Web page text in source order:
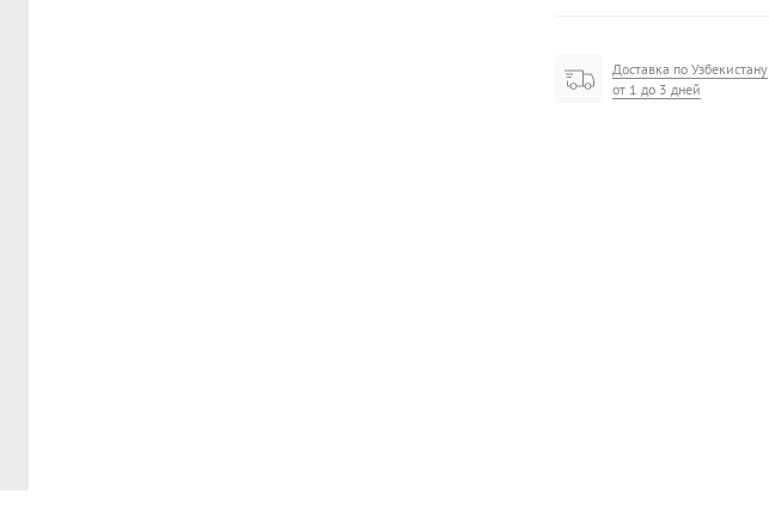
Доставка по Узбекистану
от 1 до 3 дней